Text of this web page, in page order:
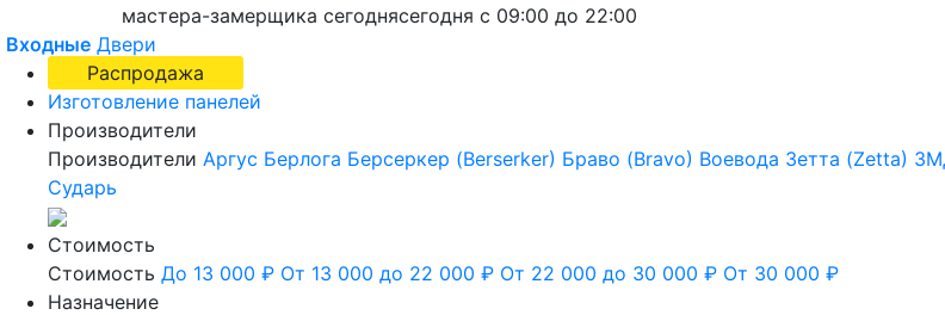
мастера-замерщика сегоднясегодня с 09:00 до 22:00
Входные Двери
Распродажа
Изготовление панелей
Производители
Производители Аргус Берлога Берсеркер (Berserker) Браво (Bravo) Воевода Зетта (Zetta)
Сударь
Стоимость
Стоимость До 13 000 ₽ От 13 000 до 22 000 ₽ От 22 000 до 30 000 ₽ От 30 000 ₽
Назначение